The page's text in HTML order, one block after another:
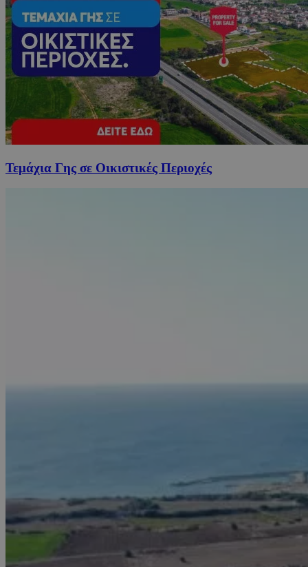
Τεμάχια Γης σε Οικιστικές Περιοχές